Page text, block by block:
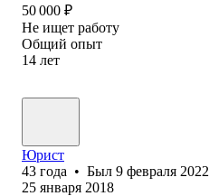
50 000 ₽
Не ищет работу
Общий опыт
14 лет
Юрист
43 года • Был 9 февраля 2022
25 января 2018